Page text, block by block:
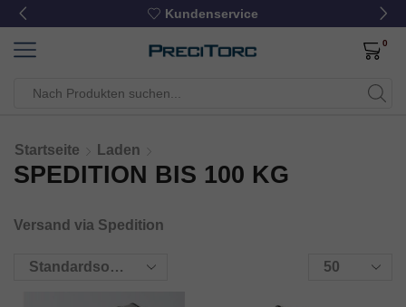
Kundenservice
0
Startseite Laden
SPEDITION BIS 100 KG
Versand via Spedition